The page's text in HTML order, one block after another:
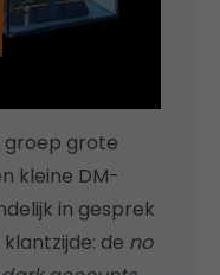
groep grote
kleine DM-
in gesprek
de no